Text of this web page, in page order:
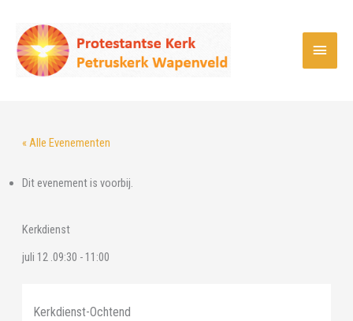
inhoud
« Alle Evenementen
Dit evenement is voorbij.
Kerkdienst
juli 12 .09:30 - 11:00
Kerkdienst-Ochtend